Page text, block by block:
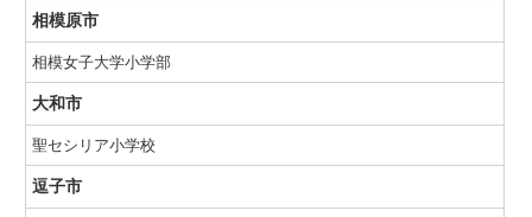
相模原市
相模女子大学小学部
大和市
聖セシリア小学校
逗子市